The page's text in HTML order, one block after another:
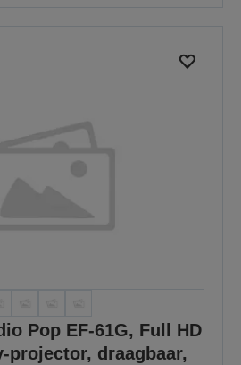
Pop EF-61G, Full HD
projector, draagbaar,